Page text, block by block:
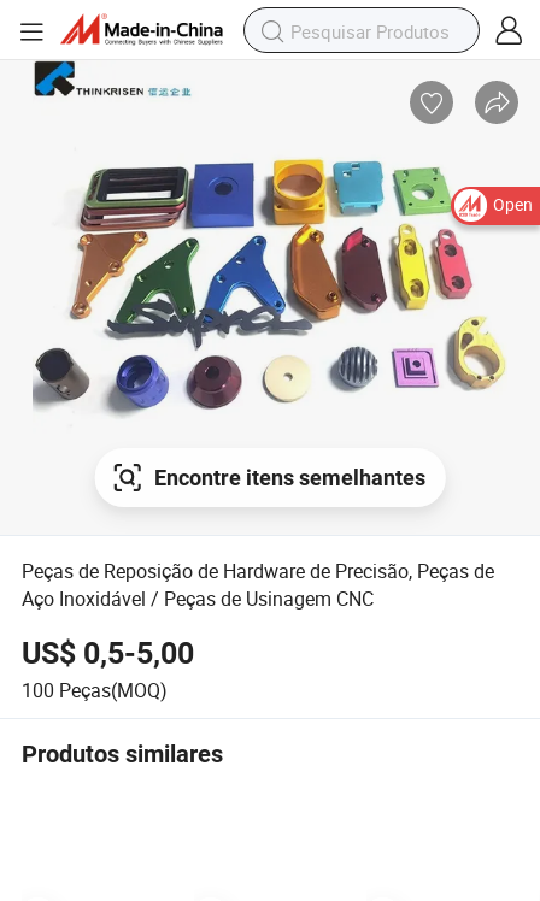
Open
Encontre itens semelhantes
Peças de Reposição de Hardware de Precisão, Peças de
Aço Inoxidável / Peças de Usinagem CNC
US$ 0,5-5,00
100 Peças(MOQ)
Produtos similares